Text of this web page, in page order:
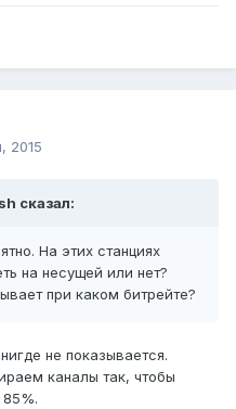
2015
сказал:
На этих станциях
на несущей или нет?
при каком битрейте?
не показывается.
каналы так, чтобы